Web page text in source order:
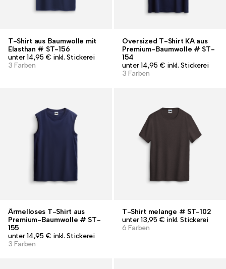
T-Shirt aus Baumwolle mit
Elasthan # ST-156
unter 14,95 € inkl. Stickerei
3 Farben
Oversized T-Shirt KA aus
Premium-Baumwolle # ST-
154
unter 14,95 € inkl. Stickerei
3 Farben
Ärmelloses T-Shirt aus
Premium-Baumwolle # ST-
155
unter 14,95 € inkl. Stickerei
3 Farben
T-Shirt melange # ST-102
unter 13,95 € inkl. Stickerei
6 Farben